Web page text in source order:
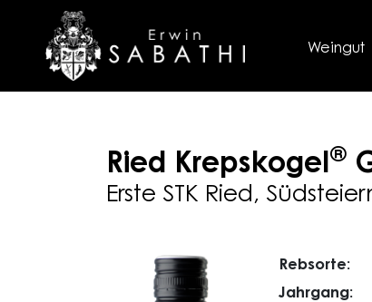
Weingut
Ried Krepskogel®
Erste STK Ried,
Rebsorte:
Jahrgang: